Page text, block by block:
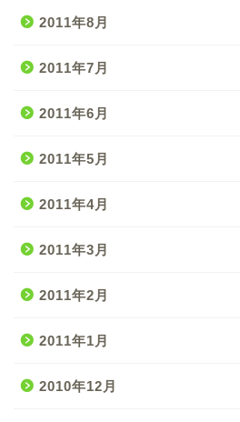
2011年8月
2011年7月
2011年6月
2011年5月
2011年4月
2011年3月
2011年2月
2011年1月
2010年12月